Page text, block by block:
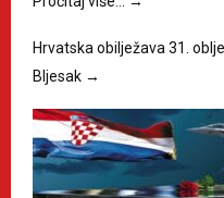
Hrvatska obilježava 31.
Bljesak →